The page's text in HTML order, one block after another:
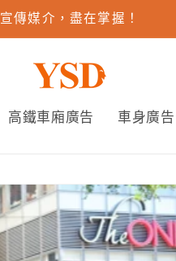
宣傳媒介，盡在掌握！
高鐵車廂廣告 車身廣告